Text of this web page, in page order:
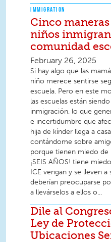
IMMIGRATION
Cinco
niños
comunidad
February 26, 2025
Si hay algo que las
niño merece sentirse
escuela. Pero en este
las escuelas están
inmigración, lo que
e incertidumbre que
hija de kínder llega a
contándome sobre
porque tienen miedo de
¡SEIS AÑOS! tiene
ICE vengan y se lleven
deberían preocuparse
a llevárselos a ellos o...
Dile al
Ley de
Ubicaciones